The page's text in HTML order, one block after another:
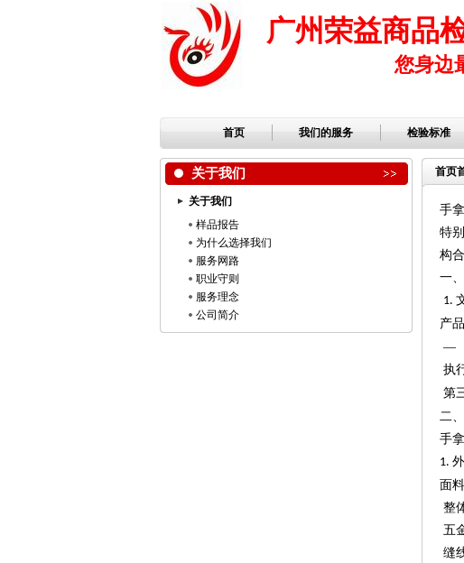
广州荣益商品
您身边
首页 我们的服务 检验标准
关于我们
关于我们
样品报告
为什么选择我们
服务网路
职业守则
服务理念
公司简介
首页
手
特
构
一
1.
产
—
执
第
二
手
1.
面
整
五
缝